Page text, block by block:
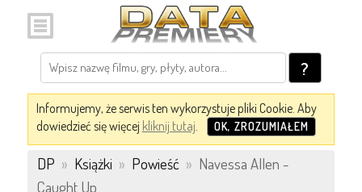
?
Informujemy, że serwis ten wykorzystuje pliki Cookie. Aby
dowiedzieć się więcej kliknij tutaj. OK, ZROZUMIAŁEM
DP » Książki » Powieść » Navessa Allen -
Caught Up